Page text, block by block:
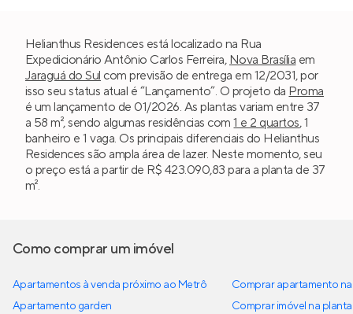
Helianthus Residences está localizado na Rua
Expedicionário Antônio Carlos Ferreira, Nova Brasília em
Jaraguá do Sul com previsão de entrega em 12/2031, por
isso seu status atual é “Lançamento”. O projeto da Proma
é um lançamento de 01/2026. As plantas variam entre 37
a 58 m², sendo algumas residências com1 e 2 quartos, 1
banheiro e 1 vaga. Os principais diferenciais do Helianthus
Residences são ampla área de lazer. Neste momento, seu
o preço está a partir de R$ 423.090,83 para a planta de 37
m².
Como comprar um imóvel
Apartamentos à venda próximo ao Metrô
Apartamento garden
Comprar apartamento
Comprar imóvel na planta